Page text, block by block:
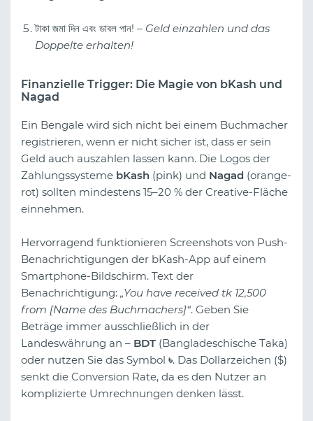
টাকা জমা দিন এবং ডাবল পান! – Geld einzahlen und das
Doppelte erhalten!
Finanzielle Trigger: Die Magie von bKash und
Nagad
Ein Bengale wird sich nicht bei einem Buchmacher
registrieren, wenn er nicht sicher ist, dass er sein
Geld auch auszahlen lassen kann. Die Logos der
Zahlungssysteme bKash (pink) und Nagad (orange-
rot) sollten mindestens 15–20 % der Creative-Fläche
einnehmen.
Hervorragend funktionieren Screenshots von Push-
Benachrichtigungen der bKash-App auf einem
Smartphone-Bildschirm. Text der
Benachrichtigung: „You have received tk 12,500
from [Name des Buchmachers]“. Geben Sie
Beträge immer ausschließlich in der
Landeswährung an – BDT (Bangladeschische Taka)
oder nutzen Sie das Symbol ৳. Das Dollarzeichen ($)
senkt die Conversion Rate, da es den Nutzer an
komplizierte Umrechnungen denken lässt.